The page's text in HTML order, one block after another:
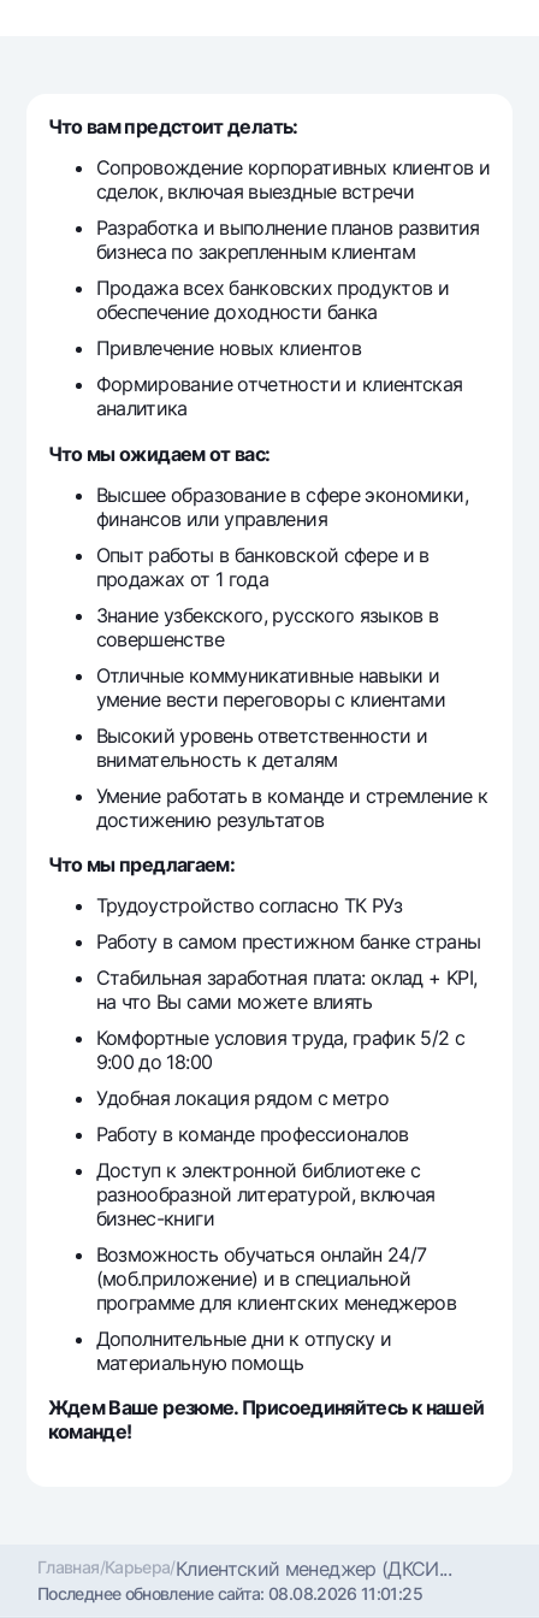
Золотые слитки от НБУ
Серебряный депозит
Mastercard
Зарплатные
Garmin pay
Акции
Мобильное приложение Milliy
Часто задаваемые вопросы
Ищите по сайту
Найти
Полезные ссылки
Часто задаваемые вопросы
Пресс-центр
Офисы и банкоматы
Согласие на обработку персональных данных
Следите за нами в соцсетях
Контакт-центр
+998 78 148-00-101344
Что вам предстоит делать:
Сопровождение корпоративных клиентов и
сделок, включая выездные встречи
Разработка и выполнение планов развития
бизнеса по закрепленным клиентам
Продажа всех банковских продуктов и
обеспечение доходности банка
Привлечение новых клиентов
Формирование отчетности и клиентская
аналитика
Что мы ожидаем от вас:
Высшее образование в сфере экономики,
финансов или управления
Опыт работы в банковской сфере и в
продажах от 1 года
Знание узбекского, русского языков в
совершенстве
Отличные коммуникативные навыки и
умение вести переговоры с клиентами
Высокий уровень ответственности и
внимательность к деталям
Умение работать в команде и стремление к
достижению результатов
Что мы предлагаем:
Трудоустройство согласно ТК РУз
Работу в самом престижном банке страны
Стабильная заработная плата: оклад + KPI,
на что Вы сами можете влиять
Комфортные условия труда, график 5/2 с
9:00 до 18:00
Удобная локация рядом с метро
Работу в команде профессионалов
Доступ к электронной библиотеке с
разнообразной литературой, включая
бизнес-книги
Возможность обучаться онлайн 24/7
(моб.приложение) и в специальной
программе для клиентских менеджеров
Дополнительные дни к отпуску и
материальную помощь
Ждем Ваше резюме. Присоединяйтесь к нашей
команде!
Главная/Карьера/Клиентский менеджер (ДКСИ...
Последнее обновление сайта:08.08.2026 11:01:25